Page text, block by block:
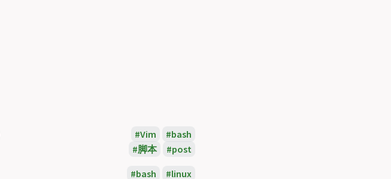
Vim
bash
脚本
post
bash
linux